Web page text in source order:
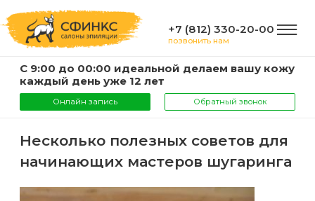
+7 (812) 330-20-00
позвонить нам
С 9:00 до 00:00 идеальной делаем вашу кожу
каждый день уже 12 лет
Онлайн запись Обратный звонок
ГЛАВНАЯ
и
Несколько полезных советов для
начинающих мастеров шугаринга